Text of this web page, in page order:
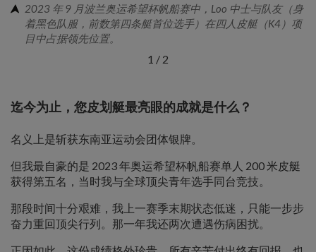
2023 年 9 月波兰奥运希望杯帆船赛中，Loo 中士与队友（身
着黑色队服，前数第四条艇首位选手）在四人皮艇（K4）项
目中占据领先位置。
1 / 2
迄今为止，您皮划艇最亮眼的成就是什么？
名义上是斩获东南亚运动会团体银牌。
但我最自豪的是 2023 年奥运希望杯帆船赛单人 200 米皮艇
获得第五名，当时我与全球顶尖青年选手同台竞技。
那段时间十分艰难，我上一赛季末期状态低迷，只能一步步
奋力重回顶尖行列。那一年我还两次遭遇伤病困扰。